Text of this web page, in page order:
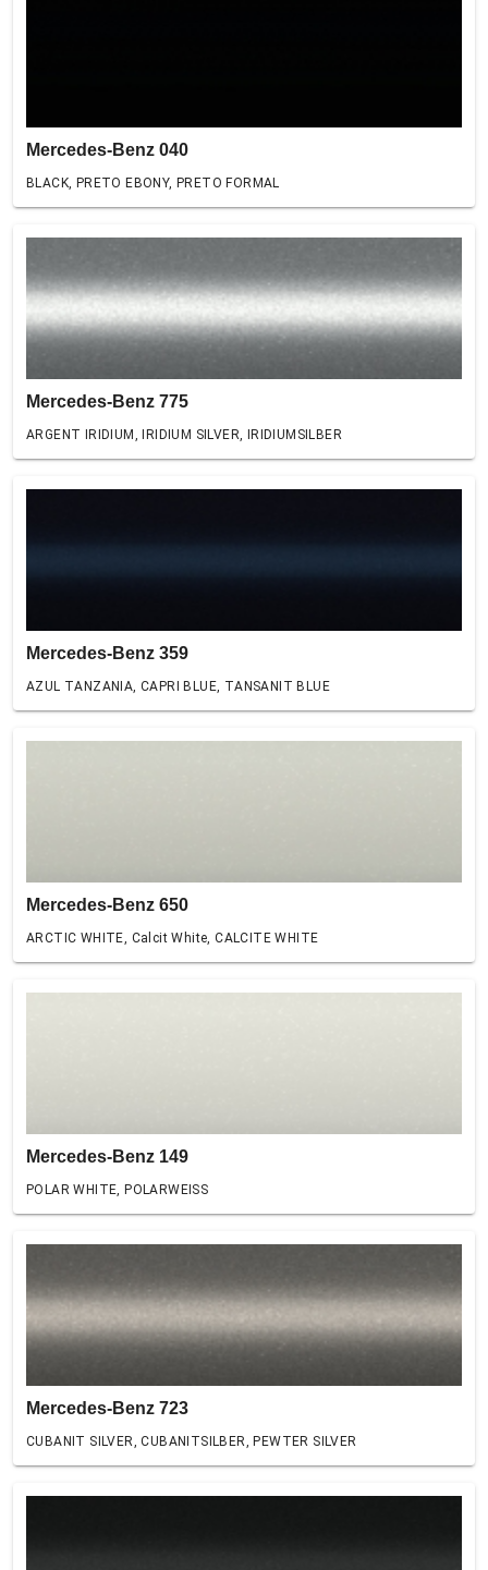
Mercedes-Benz 040
BLACK, PRETO EBONY, PRETO FORMAL
Mercedes-Benz 775
ARGENT IRIDIUM, IRIDIUM SILVER, IRIDIUMSILBER
Mercedes-Benz 359
AZUL TANZANIA, CAPRI BLUE, TANSANIT BLUE
Mercedes-Benz 650
ARCTIC WHITE, Calcit White, CALCITE WHITE
Mercedes-Benz 149
POLAR WHITE, POLARWEISS
Mercedes-Benz 723
CUBANIT SILVER, CUBANITSILBER, PEWTER SILVER